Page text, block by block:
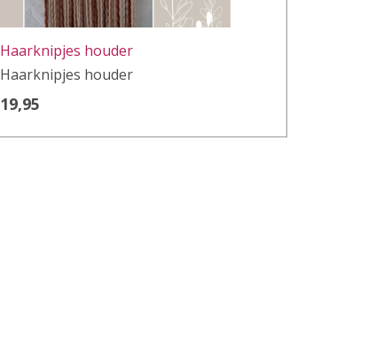
Haarknipjes houder
Haarknipjes houder
19,95